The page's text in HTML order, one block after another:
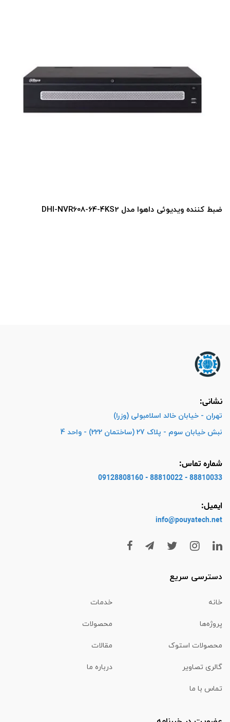
ضبط کننده ویدیوئی داهوا مدل DHI-NVR608-64-4KS2
نشانی:
تهران - خیابان خالد اسلامبولی (وزرا)
نبش خیابان سوم - پلاک 27 (ساختمان 222) - واحد 4
شماره تماس:
88810033 - 88810022 - 09128808160
ایمیل:
info@pouyatech.net
دسترسی سریع
خانه خدمات
پروژه‌ها محصولات
محصولات استوک مقالات
گالری تصاویر درباره ما
تماس با ما